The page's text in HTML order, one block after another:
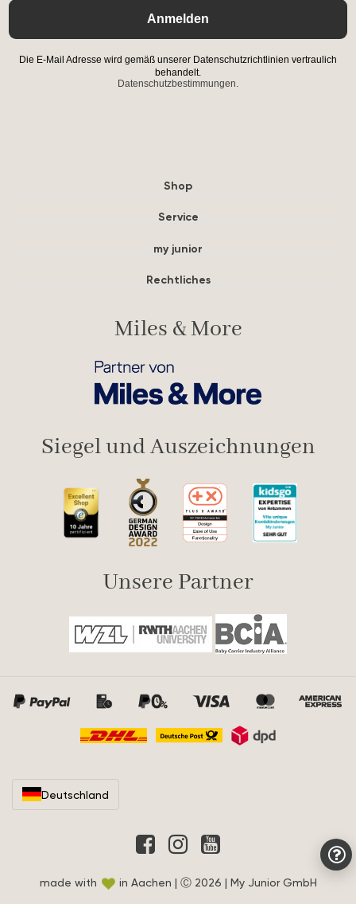
Anmelden
Die E-Mail Adresse wird gemäß unserer Datenschutzrichtlinien vertraulich
behandelt.
Datenschutzbestimmungen.
Shop
Service
my junior
Rechtliches
Miles & More
Siegel und Auszeichnungen
Unsere Partner
Deutschland
made with in Aachen | Ⓒ 2026 | My Junior GmbH